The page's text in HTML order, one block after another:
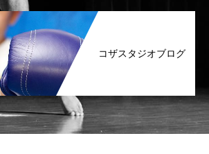
コザスタジオブログ